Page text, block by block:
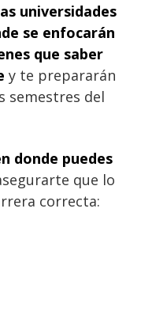
universidades
se enfocarán
que saber
y te prepararán
semestres del
donde puedes
que lo
correcta: